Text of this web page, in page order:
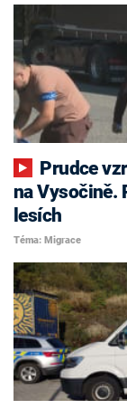
na Vysočině.
lesích
Téma: Migrace